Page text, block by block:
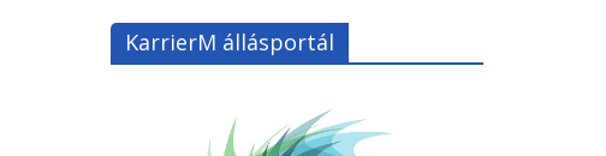
KarrierM állásportál